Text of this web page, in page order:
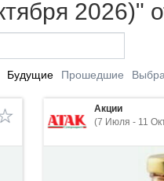
2026)"
Будущие Прошедшие
Акции
(7 Июля - 11